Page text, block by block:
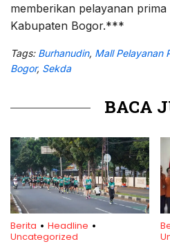
memberikan pelayanan
Kabupaten Bogor.***
Tags: Burhanudin, Mall Pelayanan
Bogor, Sekda
BACA
Berita . Headline .
Uncategorized